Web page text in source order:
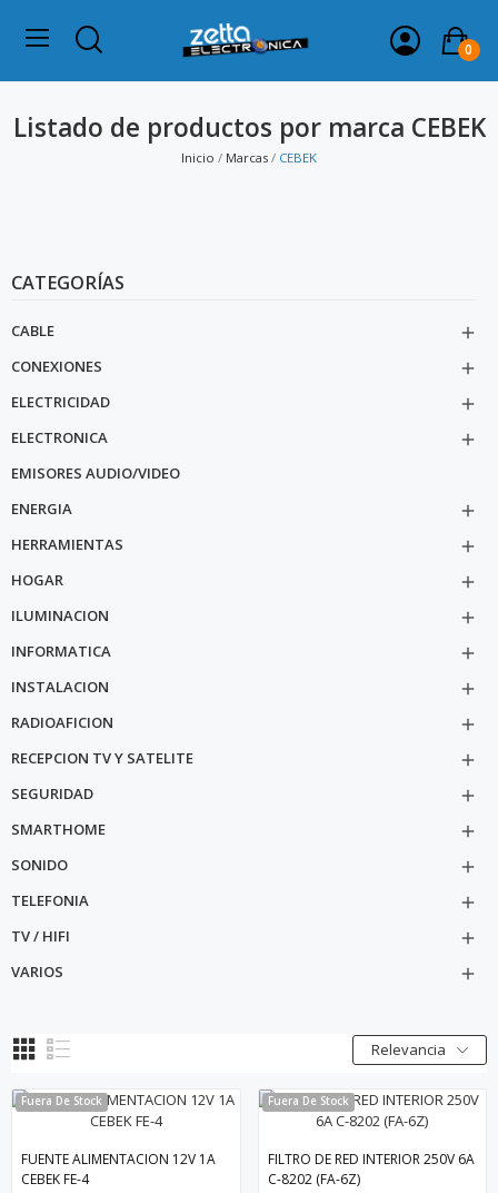
0
Listado de productos por marca CEBEK
Inicio Marcas CEBEK
CATEGORÍAS
CABLE

CONEXIONES

ELECTRICIDAD

ELECTRONICA

EMISORES AUDIO/VIDEO
ENERGIA

HERRAMIENTAS

HOGAR

ILUMINACION

INFORMATICA

INSTALACION

RADIOAFICION

RECEPCION TV Y SATELITE

SEGURIDAD

SMARTHOME

SONIDO

TELEFONIA

TV / HIFI

VARIOS

Relevancia
Fuera De Stock
FUENTE ALIMENTACION 12V 1A
CEBEK FE-4
Fuera De Stock
FILTRO DE RED INTERIOR 250V 6A
C-8202 (FA-6Z)